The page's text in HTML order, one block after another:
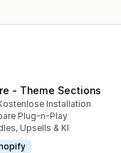
‑ Theme Sections
insgesamtInstallation
Plug-n-Play
Upsells & KI